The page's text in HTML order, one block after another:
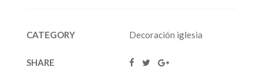
CATEGORY Decoración iglesia
SHARE